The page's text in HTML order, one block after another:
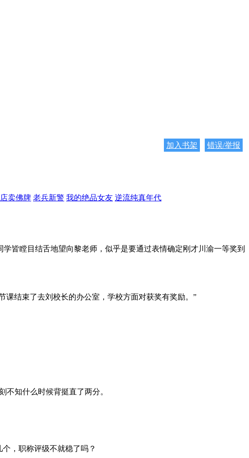
加入书架 错误/举报
卖佛牌 老兵新警 我的绝品女友 逆流纯真年代
皆瞠目结舌地望向黎老师，似乎是要通过表情确定刚才川渝一等奖到
结束了去刘校长的办公室，学校方面对获奖有奖励。”
知什么时候背挺直了两分。
，职称评级不就稳了吗？